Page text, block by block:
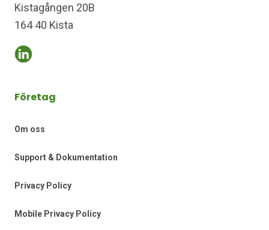
Kistagången 20B
164 40 Kista
Företag
Om oss
Support & Dokumentation
Privacy Policy
Mobile Privacy Policy